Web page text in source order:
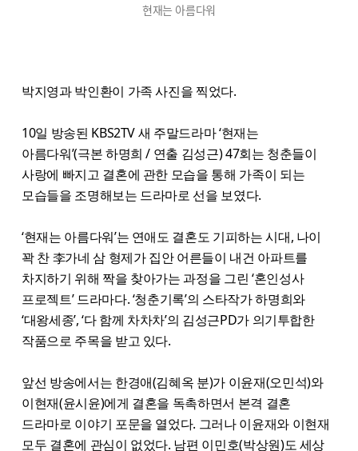
현재는 아름다워
박지영과 박인환이 가족 사진을 찍었다.
10일 방송된 KBS2TV 새 주말드라마 ‘현재는
아름다워’(극본 하명희 / 연출 김성근) 47회는 청춘들이
사랑에 빠지고 결혼에 관한 모습을 통해 가족이 되는
모습들을 조명해보는 드라마로 선을 보였다.
‘현재는 아름다워’는 연애도 결혼도 기피하는 시대, 나이
꽉 찬 李가네 삼 형제가 집안 어른들이 내건 아파트를
차지하기 위해 짝을 찾아가는 과정을 그린 ‘혼인성사
프로젝트’ 드라마다. ‘청춘기록’의 스타작가 하명희와
‘대왕세종’, ‘다 함께 차차차’의 김성근PD가 의기투합한
작품으로 주목을 받고 있다.
앞선 방송에서는 한경애(김혜옥 분)가 이윤재(오민석)와
이현재(윤시윤)에게 결혼을 독촉하면서 본격 결혼
드라마로 이야기 포문을 열었다. 그러나 이윤재와 이현재
모두 결혼에 관심이 없었다. 남편 이민호(박상원)도 세상